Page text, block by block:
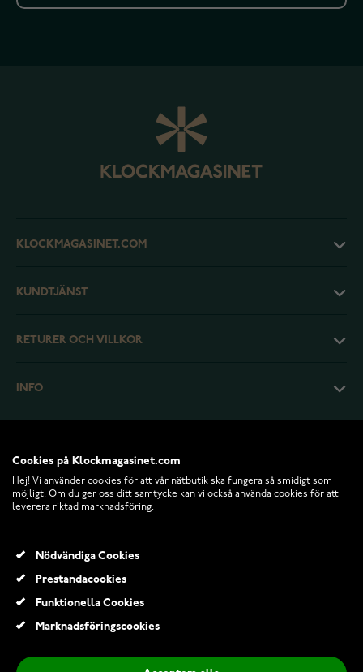
KLOCKMAGASINET.COM
KUNDTJÄNST
RETURER OCH VILLKOR
INFO
© 2026 Klockmagasinet.com
Cookies på Klockmagasinet.com
Hej! Vi använder cookies för att vår nätbutik ska fungera så smidigt som
möjligt. Om du ger oss ditt samtycke kan vi också använda cookies för att
leverera riktad marknadsföring.
Nödvändiga Cookies
Prestandacookies
Funktionella Cookies
Marknadsföringscookies